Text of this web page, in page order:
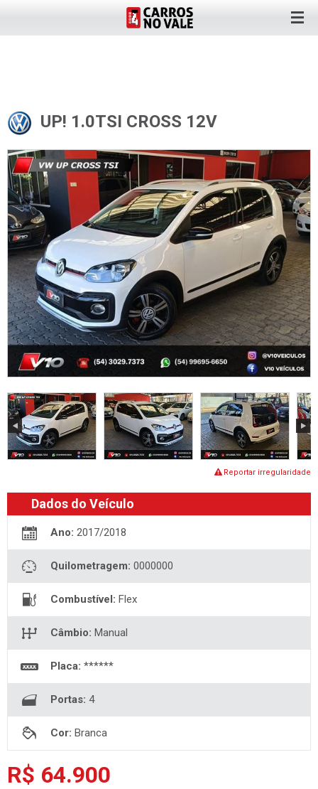
UP! 1.0TSI CROSS 12V
Reportar irregularidade
Dados do Veículo
Ano: 2017/2018
Quilometragem: 0000000
Combustível: Flex
Câmbio: Manual
Placa: ******
Portas: 4
Cor: Branca
R$ 64.900